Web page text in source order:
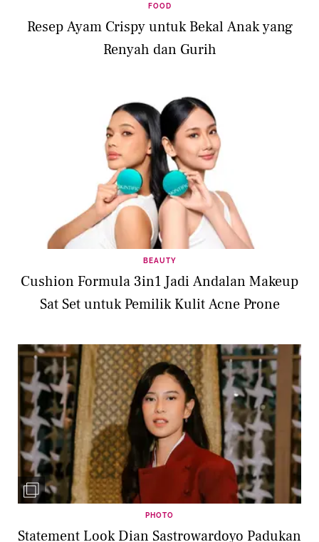
FOOD
Resep Ayam Crispy untuk Bekal Anak yang
Renyah dan Gurih
BEAUTY
Cushion Formula 3in1 Jadi Andalan Makeup
Sat Set untuk Pemilik Kulit Acne Prone
PHOTO
Statement Look Dian Sastrowardoyo Padukan